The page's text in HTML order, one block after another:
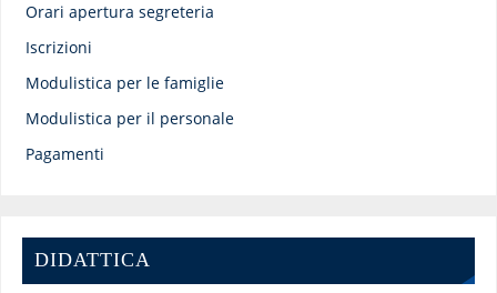
Orari apertura segreteria
Iscrizioni
Modulistica per le famiglie
Modulistica per il personale
Pagamenti
DIDATTICA